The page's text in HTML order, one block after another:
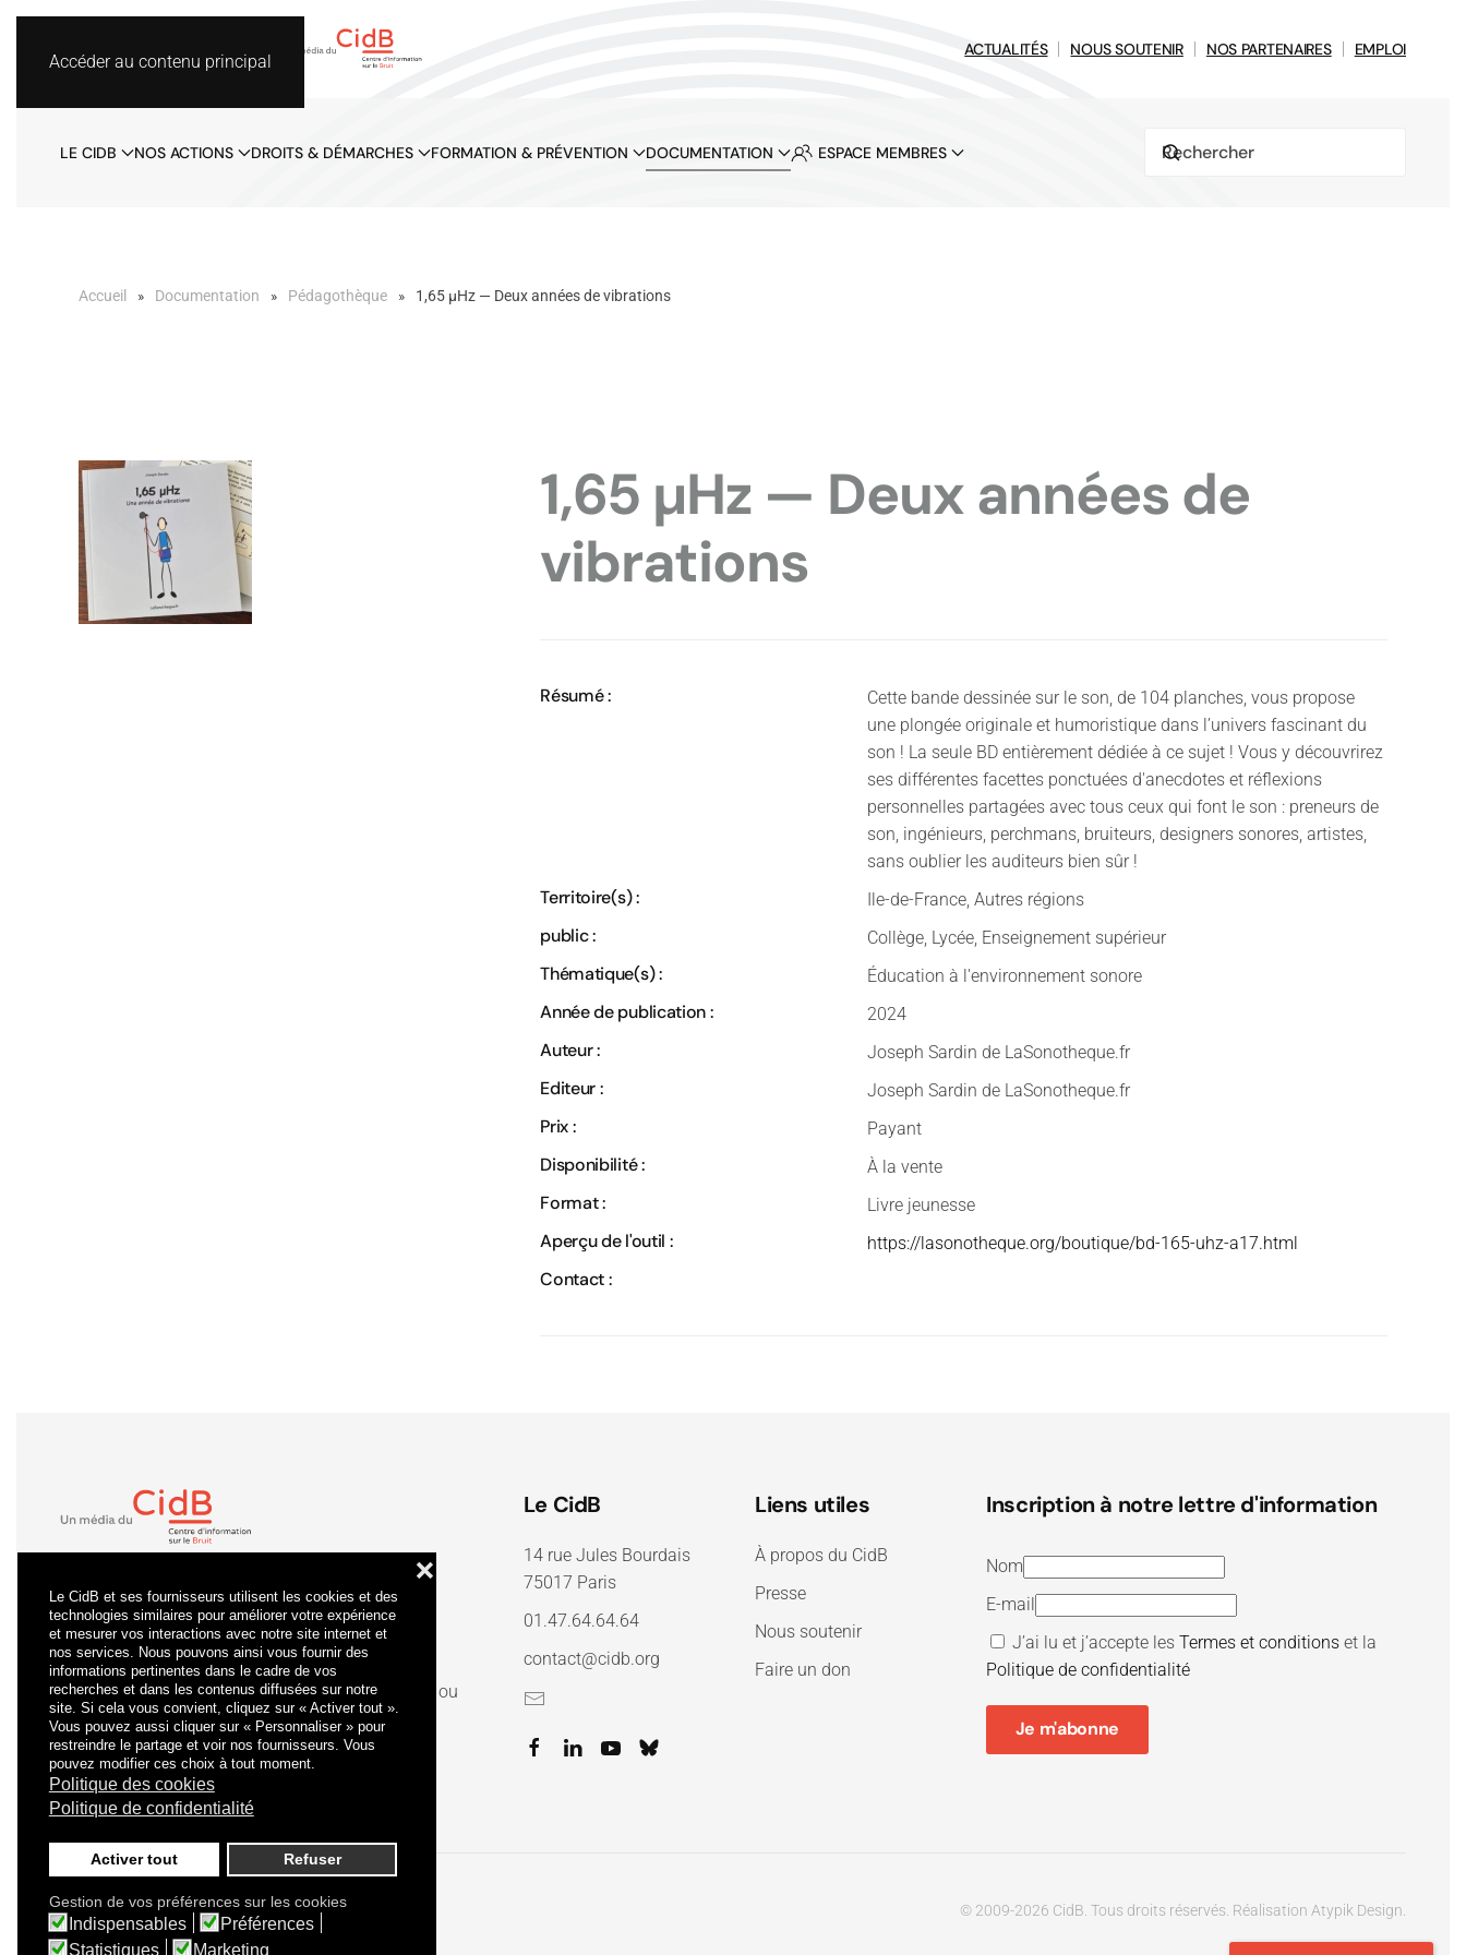
Le CidB et ses fournisseurs utilisent les cookies et des
technologies similaires pour améliorer votre expérience
et mesurer vos interactions avec notre site internet et
nos services. Nous pouvons ainsi vous fournir des
informations pertinentes dans le cadre de vos
recherches et dans les contenus diffusées sur notre
site. Si cela vous convient, cliquez sur « Activer tout ».
Vous pouvez aussi cliquer sur « Personnaliser » pour
restreindre le partage et voir nos fournisseurs. Vous
pouvez modifier ces choix à tout moment.
Politique des cookies
Politique de confidentialité
Activer tout Refuser
❌
Gestion de vos préférences sur les cookies
Indispensables
Préférences
Statistiques
Marketing
Accéder au contenu principal
ACTUALITÉS NOUS SOUTENIR NOS PARTENAIRES EMPLOI
LE CIDB NOS ACTIONS DROITS & DÉMARCHES FORMATION & PRÉVENTION DOCUMENTATION ESPACE MEMBRES
Accueil Documentation Pédagothèque 1,65 µHz — Deux années de vibrations
1,65 µHz — Deux années de
vibrations
Résumé :
Cette bande dessinée sur le son, de 104 planches, vous propose
une plongée originale et humoristique dans l’univers fascinant du
son ! La seule BD entièrement dédiée à ce sujet ! Vous y découvrirez
ses différentes facettes ponctuées d'anecdotes et réflexions
personnelles partagées avec tous ceux qui font le son : preneurs de
son, ingénieurs, perchmans, bruiteurs, designers sonores, artistes,
sans oublier les auditeurs bien sûr !
Territoire(s) : Ile-de-France, Autres régions
public : Collège, Lycée, Enseignement supérieur
Thématique(s) : Éducation à l'environnement sonore
Année de publication : 2024
Auteur : Joseph Sardin de LaSonotheque.fr
Editeur : Joseph Sardin de LaSonotheque.fr
Prix : Payant
Disponibilité : À la vente
Format : Livre jeunesse
Aperçu de l'outil : https://lasonotheque.org/boutique/bd-165-uhz-a17.html
Contact :
Lacertification qualité a été délivrée au titre de la ou
des catégories d'actions suivantes : actions de
formation.
Le CidB
14 rue Jules Bourdais
75017 Paris
01.47.64.64.64
contact@cidb.org
Liens utiles
À propos du CidB
Presse
Nous soutenir
Faire un don
Inscription à notre lettre d'information
Nom
E-mail
J’ai lu et j’accepte lesTermes et conditions et la
Politique de confidentialité
Je m'abonne
Politique de confidentialité Mentions légales © 2009-2026 CidB. Tous droits réservés. Réalisation Atypik Design